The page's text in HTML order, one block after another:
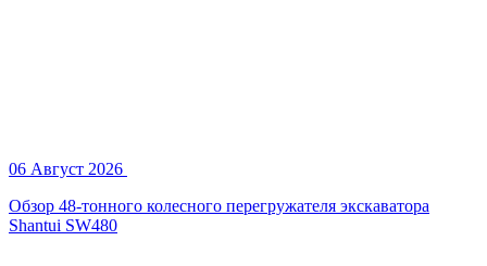
06 Август 2026
Обзор 48-тонного колесного перегружателя экскаватора
Shantui SW480